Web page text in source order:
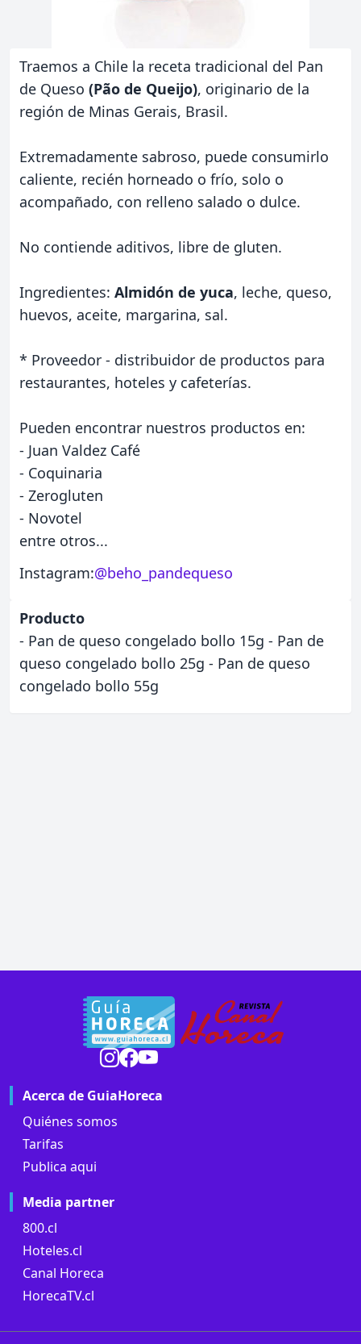
Traemos a Chile la receta tradicional del Pan
de Queso (Pão de Queijo), originario de la
región de Minas Gerais, Brasil.
Extremadamente sabroso, puede consumirlo
caliente, recién horneado o frío, solo o
acompañado, con relleno salado o dulce.
No contiende aditivos, libre de gluten.
Ingredientes: Almidón de yuca, leche, queso,
huevos, aceite, margarina, sal.
* Proveedor - distribuidor de productos para
restaurantes, hoteles y cafeterías.
Pueden encontrar nuestros productos en:
- Juan Valdez Café
- Coquinaria
- Zerogluten
- Novotel
entre otros...
Instagram:@beho_pandequeso
Producto
- Pan de queso congelado bollo 15g - Pan de
queso congelado bollo 25g - Pan de queso
congelado bollo 55g
Acerca de GuiaHoreca
Quiénes somos
Tarifas
Publica aqui
Media partner
800.cl
Hoteles.cl
Canal Horeca
HorecaTV.cl